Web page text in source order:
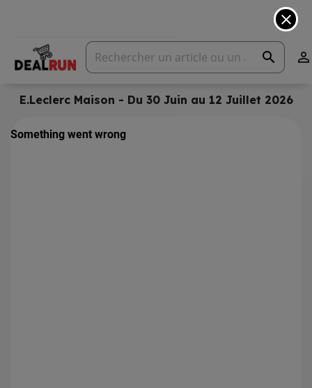
search 
close
E.Leclerc Maison - Du 30 Juin au 12 Juillet 2026